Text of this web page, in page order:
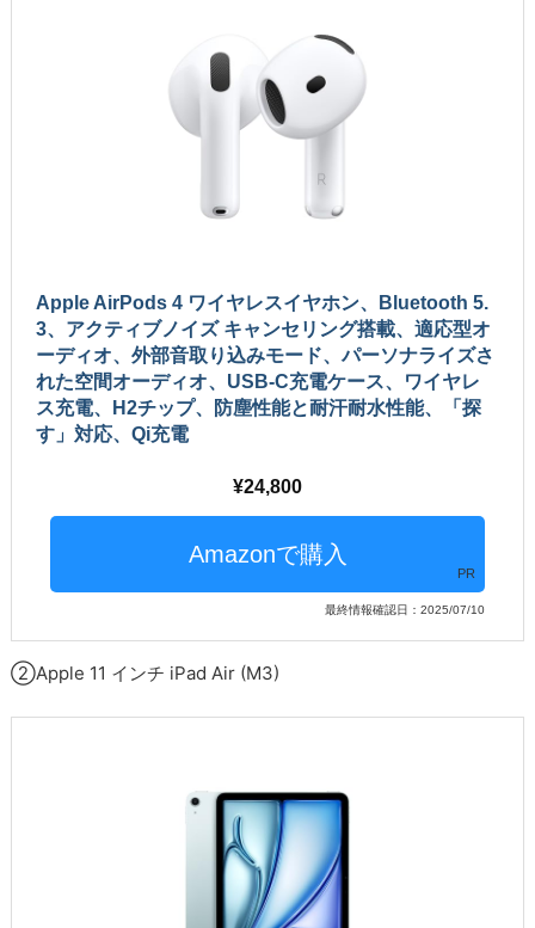
Apple AirPods 4 ワイヤレスイヤホン、Bluetooth 5.
3、アクティブノイズ キャンセリング搭載、適応型オ
ーディオ、外部音取り込みモード、パーソナライズさ
れた空間オーディオ、USB-C充電ケース、ワイヤレ
ス充電、H2チップ、防塵性能と耐汗耐水性能、「探
す」対応、Qi充電
24,800
PR
最終情報確認日：2025/07/10
②Apple 11 インチ iPad Air (M3)